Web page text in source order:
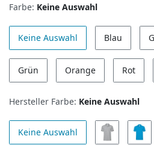
Farbe: Keine Auswahl
Keine Auswahl Blau
Grün Orange Rot
Hersteller Farbe: Keine Auswahl
Keine Auswahl